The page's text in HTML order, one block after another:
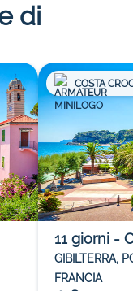
di
COSTA
11 giorni -
GIBILTERRA,
FRANCIA